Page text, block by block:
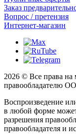
Заказ
Вопрос / претензия
Интернет-магазин
2026 © Все права на
правообладателю
Воспроизведение
в любой форме
разрешения
правообладателя и